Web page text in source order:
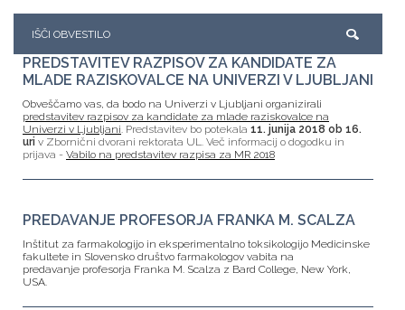
PREDSTAVITEV RAZPISOV ZA KANDIDATE ZA
MLADE RAZISKOVALCE NA UNIVERZI V LJUBLJANI
Obveščamo vas, da bodo na Univerzi v Ljubljani organizirali
predstavitev razpisov za kandidate za mlade raziskovalce na
Univerzi v Ljubljani. Predstavitev bo potekala 11. junija 2018 ob 16.
uri v Zbornični dvorani rektorata UL. Več informacij o dogodku in
prijava - Vabilo na predstavitev razpisa za MR 2018
PREDAVANJE PROFESORJA FRANKA M. SCALZA
Inštitut za farmakologijo in eksperimentalno toksikologijo Medicinske
fakultete in Slovensko društvo farmakologov vabita na
predavanje profesorja Franka M. Scalza z Bard College, New York,
USA.